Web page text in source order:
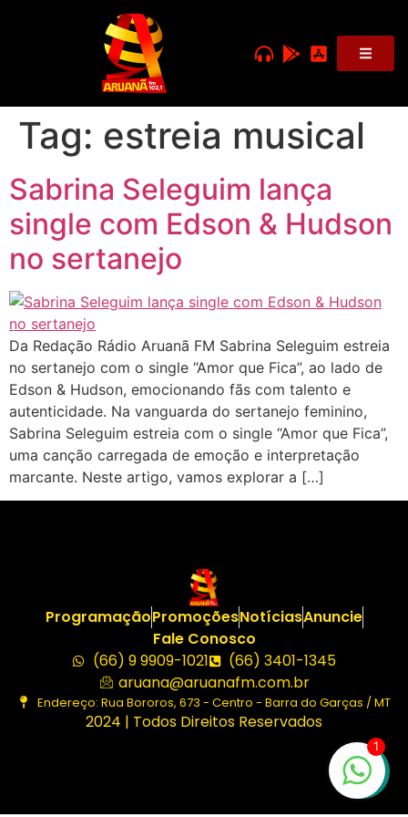
Tag: estreia musical
Sabrina Seleguim lança
single com Edson & Hudson
no sertanejo
Da Redação Rádio Aruanã FM Sabrina Seleguim estreia
no sertanejo com o single “Amor que Fica”, ao lado de
Edson & Hudson, emocionando fãs com talento e
autenticidade. Na vanguarda do sertanejo feminino,
Sabrina Seleguim estreia com o single “Amor que Fica”,
uma canção carregada de emoção e interpretação
marcante. Neste artigo, vamos explorar a […]
ProgramaçãoPromoçõesNotíciasAnuncie
Fale Conosco
(66) 9 9909-1021
(66) 3401-1345
aruana@aruanafm.com.br
Endereço: Rua Bororos, 673 - Centro - Barra do Garças / MT
2024 | Todos Direitos Reservados
1